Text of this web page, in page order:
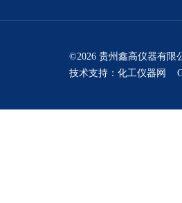
©2026 贵州鑫高仪器有限
技术支持： 化工仪器网